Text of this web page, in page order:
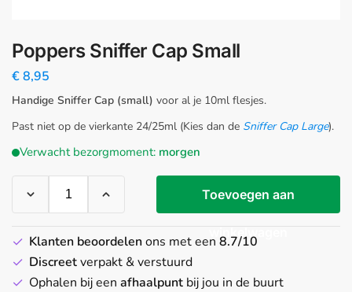
Poppers Sniffer Cap Small
€8,95
Handige Sniffer Cap (small) voor al je 10ml flesjes.
Past niet op de vierkante 24/25ml (Kies dan de Sniffer Cap Large).
Verwacht bezorgmoment: morgen
Toevoegen aan
winkelwagen
Klanten beoordelenons met een 8.7/10
Discreetverpakt & verstuurd
Ophalen bij een afhaalpunt bij jou in de buurt